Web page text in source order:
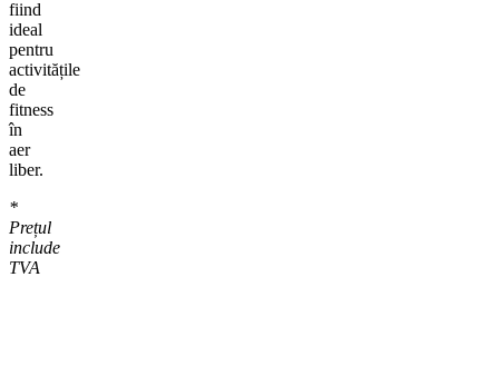
fiind
ideal
pentru
activitățile
de
fitness
în
aer
liber.
*
Prețul
include
TVA